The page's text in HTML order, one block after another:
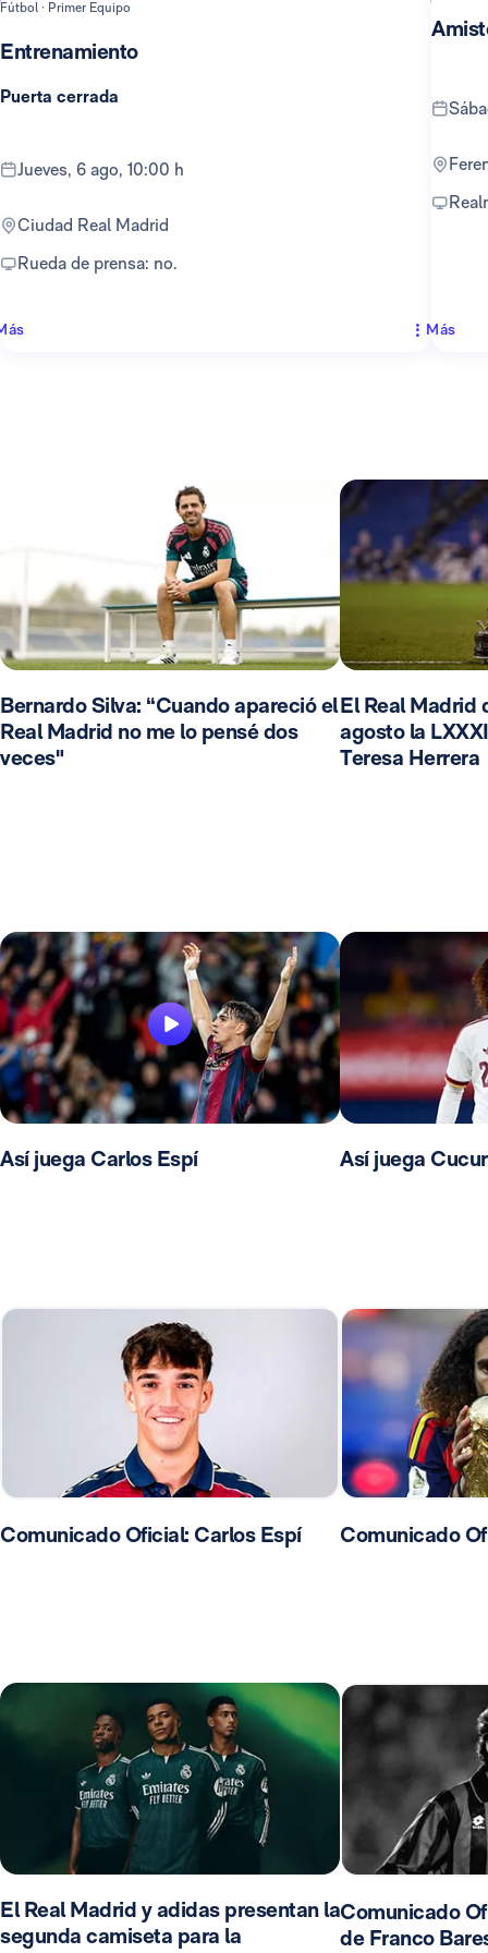
Fútbol · Primer Equipo
Entrenamiento
Puerta cerrada
jueves, 6 ago, 10:00 h
Ciudad Real Madrid
Rueda de prensa: no.
Más
Bernardo Silva: “Cuando apareció el
Real Madrid no me lo pensé dos
veces"
El Real Madrid
agosto la
Teresa Herrera
Así juega Carlos Espí Así juega
Comunicado Oficial: Carlos Espí Comunicado
El Real Madrid y adidas presentan la
segunda camiseta para la
Comunicado
de Franco